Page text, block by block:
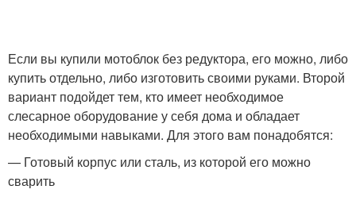
Если вы купили мотоблок без редуктора, его можно, либо
купить отдельно, либо изготовить своими руками. Второй
вариант подойдет тем, кто имеет необходимое
слесарное оборудование у себя дома и обладает
необходимыми навыками. Для этого вам понадобятся:
— Готовый корпус или сталь, из которой его можно
сварить